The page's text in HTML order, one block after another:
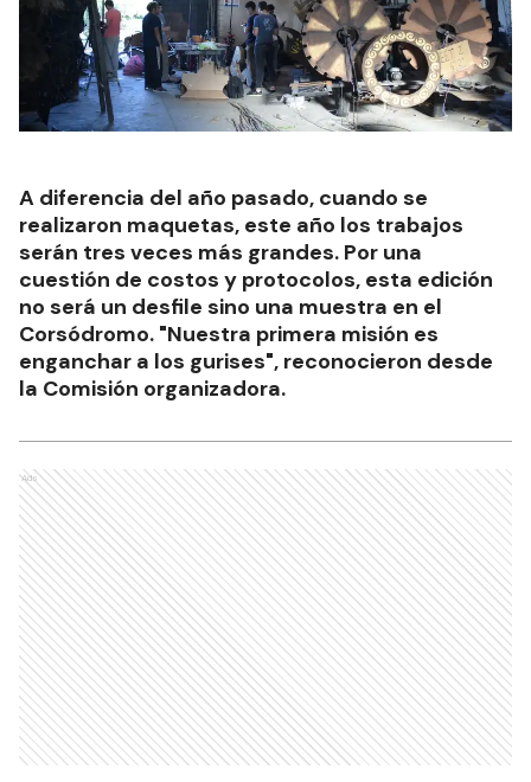
A diferencia del año pasado, cuando se
realizaron maquetas, este año los trabajos
serán tres veces más grandes. Por una
cuestión de costos y protocolos, esta edición
no será un desfile sino una muestra en el
Corsódromo. "Nuestra primera misión es
enganchar a los gurises", reconocieron desde
la Comisión organizadora.
Ads